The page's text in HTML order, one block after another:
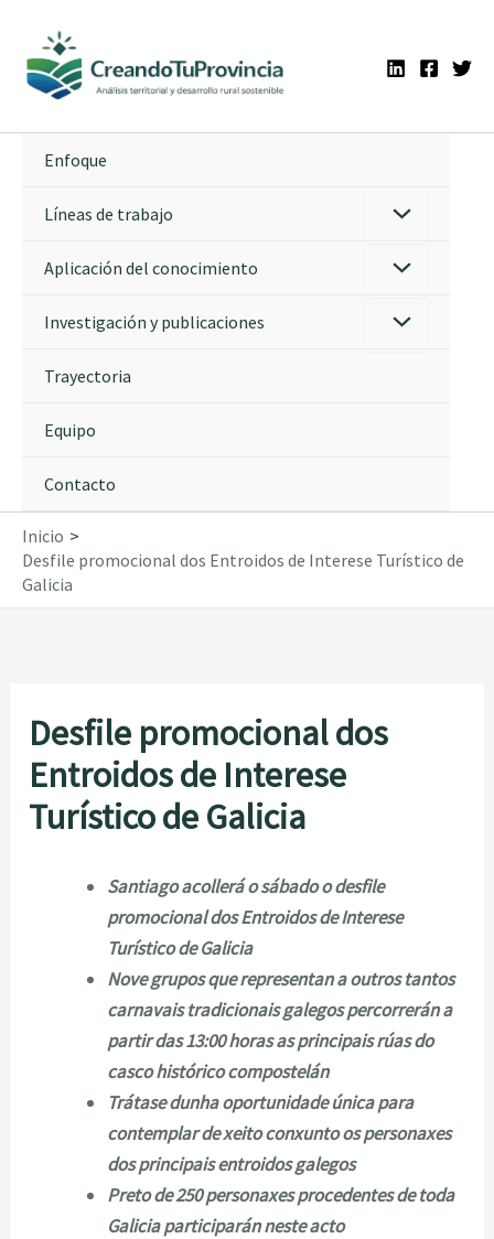
contenido
Enfoque
Líneas de trabajo
Aplicación del conocimiento
Investigación y publicaciones
Trayectoria
Equipo
Contacto
Inicio
Desfile promocional dos Entroidos de Interese Turístico de
Galicia
Desfile promocional dos
Entroidos de Interese
Turístico de Galicia
Santiago acollerá o sábado o desfile
promocional dos Entroidos de Interese
Turístico de Galicia
Nove grupos que representan a outros tantos
carnavais tradicionais galegos percorrerán a
partir das 13:00 horas as principais rúas do
casco histórico compostelán
Trátase dunha oportunidade única para
contemplar de xeito conxunto os personaxes
dos principais entroidos galegos
Preto de 250 personaxes procedentes de toda
Galicia participarán neste acto